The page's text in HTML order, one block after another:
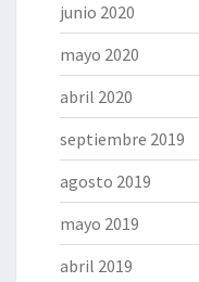
junio 2020
mayo 2020
abril 2020
septiembre 2019
agosto 2019
mayo 2019
abril 2019